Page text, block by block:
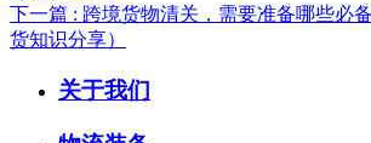
下一篇 : 跨境货物清关，需要准备哪些必
货知识分享）
关于我们